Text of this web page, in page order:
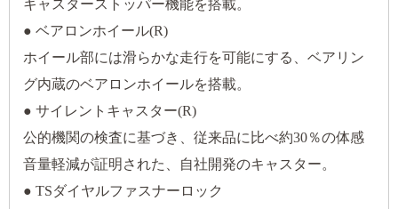
キャスターストッパー機能を搭載。
● ベアロンホイール(R)
ホイール部には滑らかな走行を可能にする、ベアリン
グ内蔵のベアロンホイールを搭載。
● サイレントキャスター(R)
公的機関の検査に基づき、従来品に比べ約30％の体感
音量軽減が証明された、自社開発のキャスター。
● TSダイヤルファスナーロック